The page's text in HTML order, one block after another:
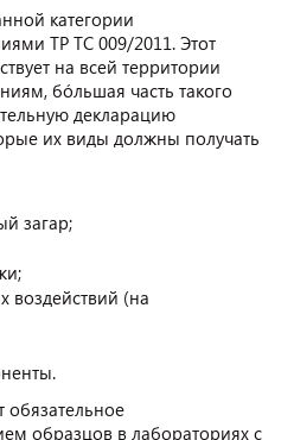
категории
ТР ТС 009/2011. Этот
на всей территории
бóльшая часть такого
декларацию
их виды должны получать
загар;
(на
обязательное
образцов в лабораториях с